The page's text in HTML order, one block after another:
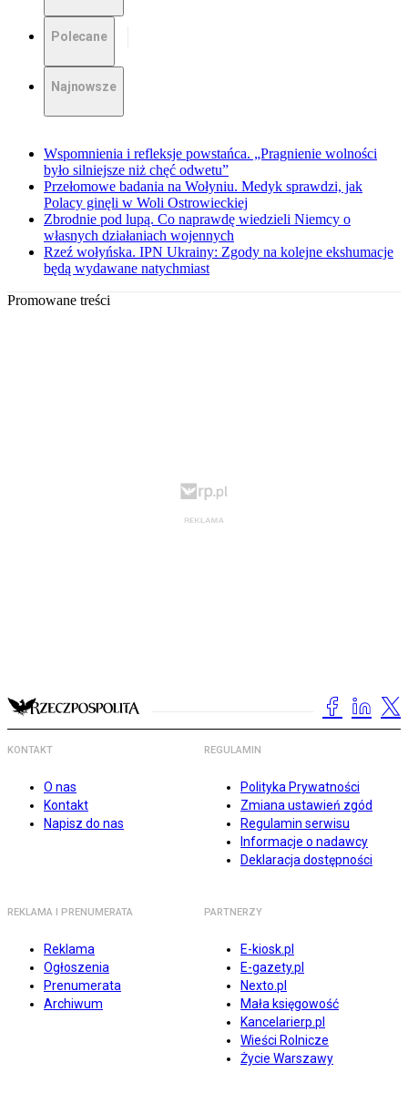
Polecane
Najnowsze
Wspomnienia i refleksje powstańca. „Pragnienie wolności
było silniejsze niż chęć odwetu”
Przełomowe badania na Wołyniu. Medyk sprawdzi, jak
Polacy ginęli w Woli Ostrowieckiej
Zbrodnie pod lupą. Co naprawdę wiedzieli Niemcy o
własnych działaniach wojennych
Rzeź wołyńska. IPN Ukrainy: Zgody na kolejne ekshumacje
będą wydawane natychmiast
Promowane treści
KONTAKT
O nas
Kontakt
Napisz do nas
REGULAMIN
Polityka Prywatności
Zmiana ustawień zgód
Regulamin serwisu
Informacje o nadawcy
Deklaracja dostępności
REKLAMA I PRENUMERATA
Reklama
Ogłoszenia
Prenumerata
Archiwum
PARTNERZY
E-kiosk.pl
E-gazety.pl
Nexto.pl
Mała księgowość
Kancelarierp.pl
Wieści Rolnicze
Życie Warszawy